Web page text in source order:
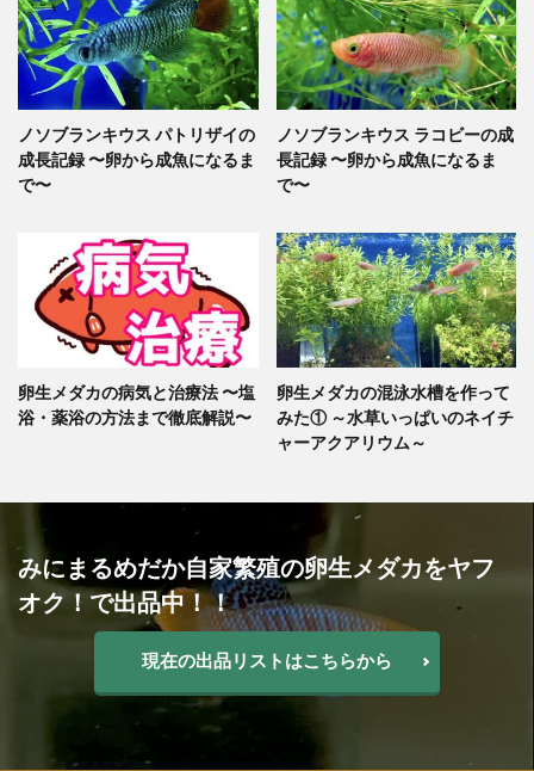
ノソブランキウス パトリザイの
成長記録 〜卵から成魚になるま
で〜
ノソブランキウス ラコビーの成
長記録 〜卵から成魚になるま
で〜
卵生メダカの病気と治療法 〜塩
浴・薬浴の方法まで徹底解説〜
卵生メダカの混泳水槽を作って
みた① ～水草いっぱいのネイチ
ャーアクアリウム～
みにまるめだか自家繁殖の卵生メダカをヤフ
オク！で出品中！！
現在の出品リストはこちらから